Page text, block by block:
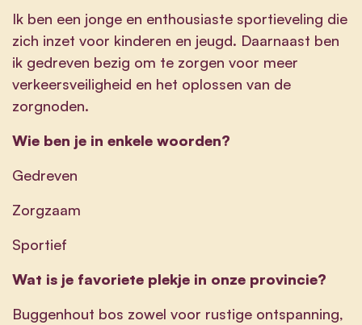
Ik ben een jonge en enthousiaste sportieveling die
zich inzet voor kinderen en jeugd. Daarnaast ben
ik gedreven bezig om te zorgen voor meer
verkeersveiligheid en het oplossen van de
zorgnoden.
Wie ben je in enkele woorden?
Gedreven
Zorgzaam
Sportief
Wat is je favoriete plekje in onze provincie?
Buggenhout bos zowel voor rustige ontspanning,